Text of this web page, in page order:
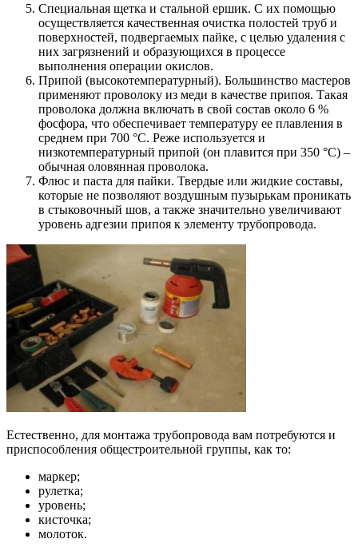
Специальная щетка и стальной ершик. С их помощью
осуществляется качественная очистка полостей труб и
поверхностей, подвергаемых пайке, с целью удаления с
них загрязнений и образующихся в процессе
выполнения операции окислов.
Припой (высокотемпературный). Большинство мастеров
применяют проволоку из меди в качестве припоя. Такая
проволока должна включать в свой состав около 6 %
фосфора, что обеспечивает температуру ее плавления в
среднем при 700 °С. Реже используется и
низкотемпературный припой (он плавится при 350 °С) –
обычная оловянная проволока.
Флюс и паста для пайки. Твердые или жидкие составы,
которые не позволяют воздушным пузырькам проникать
в стыковочный шов, а также значительно увеличивают
уровень адгезии припоя к элементу трубопровода.
Естественно, для монтажа трубопровода вам потребуются и
приспособления общестроительной группы, как то:
маркер;
рулетка;
уровень;
кисточка;
молоток.